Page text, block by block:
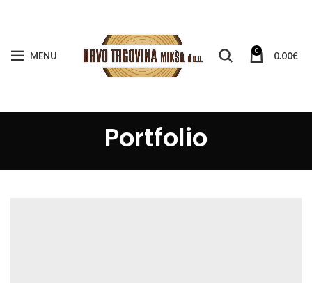
MENU 0 0.00€
Portfolio